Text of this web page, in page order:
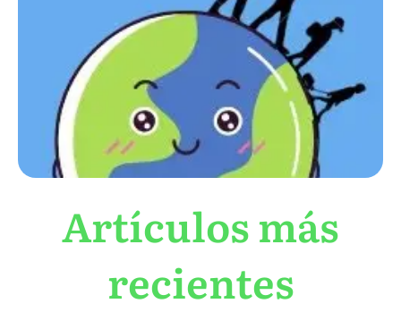
Artículos más
recientes